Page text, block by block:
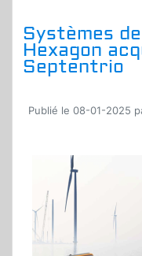
Systèmes
Hexagon
Septentrio
Publié le 08-01-2025